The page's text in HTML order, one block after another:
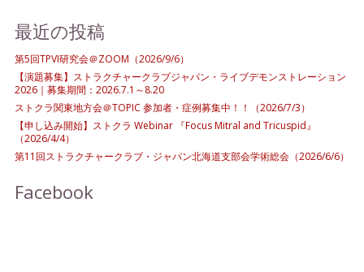
最近の投稿
第5回TPVI研究会＠ZOOM（2026/9/6）
【演題募集】ストラクチャークラブジャパン・ライブデモンストレーション
2026｜募集期間：2026.7.1～8.20
ストクラ関東地方会＠TOPIC 参加者・症例募集中！！（2026/7/3）
【申し込み開始】ストクラ Webinar 『Focus Mitral and Tricuspid』
（2026/4/4）
第11回ストラクチャークラブ・ジャパン北海道支部会学術総会（2026/6/6）
Facebook